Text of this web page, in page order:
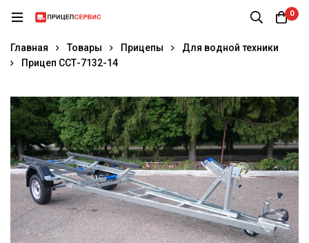
0
Главная Товары Прицепы
Для водной техники
Прицеп ССТ-7132-14